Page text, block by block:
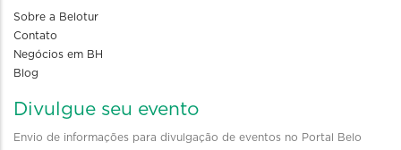
Sobre a Belotur
Contato
Negócios em BH
Blog
Divulgue seu evento
Envio de informações para divulgação de eventos no Portal Belo